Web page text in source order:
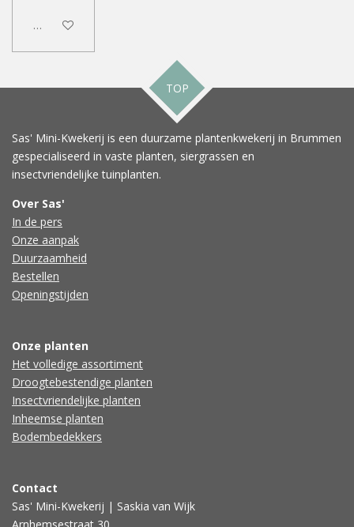
Uitgeschakeld
TOP
Sas' Mini-Kwekerij is een duurzame plantenkwekerij in Brummen
gespecialiseerd in vaste planten, siergrassen en
insectvriendelijke tuinplanten.
Over Sas'
In de pers
Onze aanpak
Duurzaamheid
Bestellen
Openingstijden
Onze planten
Het volledige assortiment
Droogtebestendige planten
Insectvriendelijke planten
Inheemse planten
Bodembedekkers
Contact
Sas' Mini-Kwekerij | Saskia van Wijk